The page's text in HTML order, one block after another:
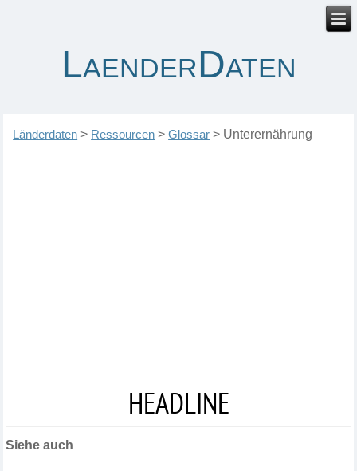
LaenderDaten
Länderdaten > Ressourcen >Glossar > Unterernährung
HEADLINE
Siehe auch